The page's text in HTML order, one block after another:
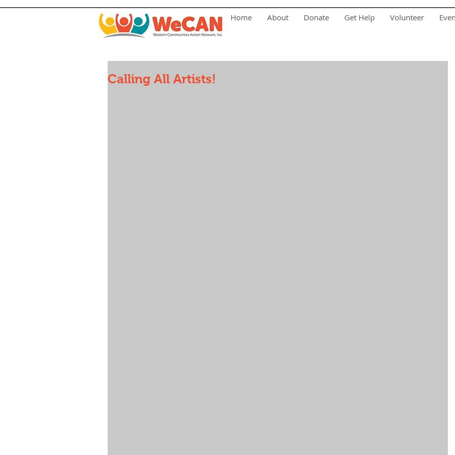
Home About Donate Get Help Volunteer
Calling All Artists!